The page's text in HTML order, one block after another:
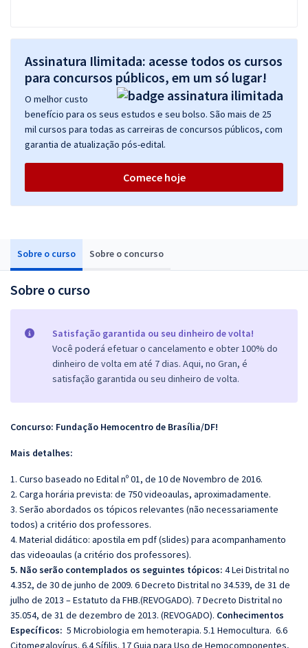
Sobre o curso Sobre o concurso
Sobre o curso
Satisfação garantida ou seu dinheiro de volta!
Você poderá efetuar o cancelamento e obter 100% do
dinheiro de volta em até 7 dias. Aqui, no Gran, é
satisfação garantida ou seu dinheiro de volta.
Concurso: Fundação Hemocentro de Brasília/DF!
Mais detalhes:
1. Curso baseado no Edital nº 01, de 10 de Novembro de 2016.
2. Carga horária prevista: de 750 videoaulas, aproximadamente.
3. Serão abordados os tópicos relevantes (não necessariamente
todos) a critério dos professores.
4. Material didático: apostila em pdf (slides) para acompanhamento
das videoaulas (a critério dos professores).
5. Não serão contemplados os seguintes tópicos: 4 Lei Distrital no
4.352, de 30 de junho de 2009. 6 Decreto Distrital no 34.539, de 31 de
julho de 2013 – Estatuto da FHB.(REVOGADO). 7 Decreto Distrital no
35.054, de 31 de dezembro de 2013. (REVOGADO). Conhecimentos
Específicos: 5 Microbiologia em hemoterapia. 5.1 Hemocultura. 6.6
Citomegalovírus. 6.4 Sífilis. 17 Guia para Uso de Hemocomponentes,
Assinatura Ilimitada: acesse todos os cursos
para concursos públicos, em um só lugar!
O melhor custo
benefício para os seus estudos e seu bolso. São mais de 25
mil cursos para todas as carreiras de concursos públicos, com
garantia de atualização pós-edital.
Comece hoje